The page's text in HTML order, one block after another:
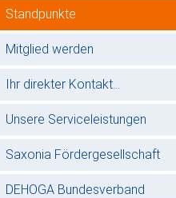
Standpunkte
Mitglied werden
Ihr direkter Kontakt...
Unsere Serviceleistungen
Saxonia Fördergesellschaft
DEHOGA Bundesverband